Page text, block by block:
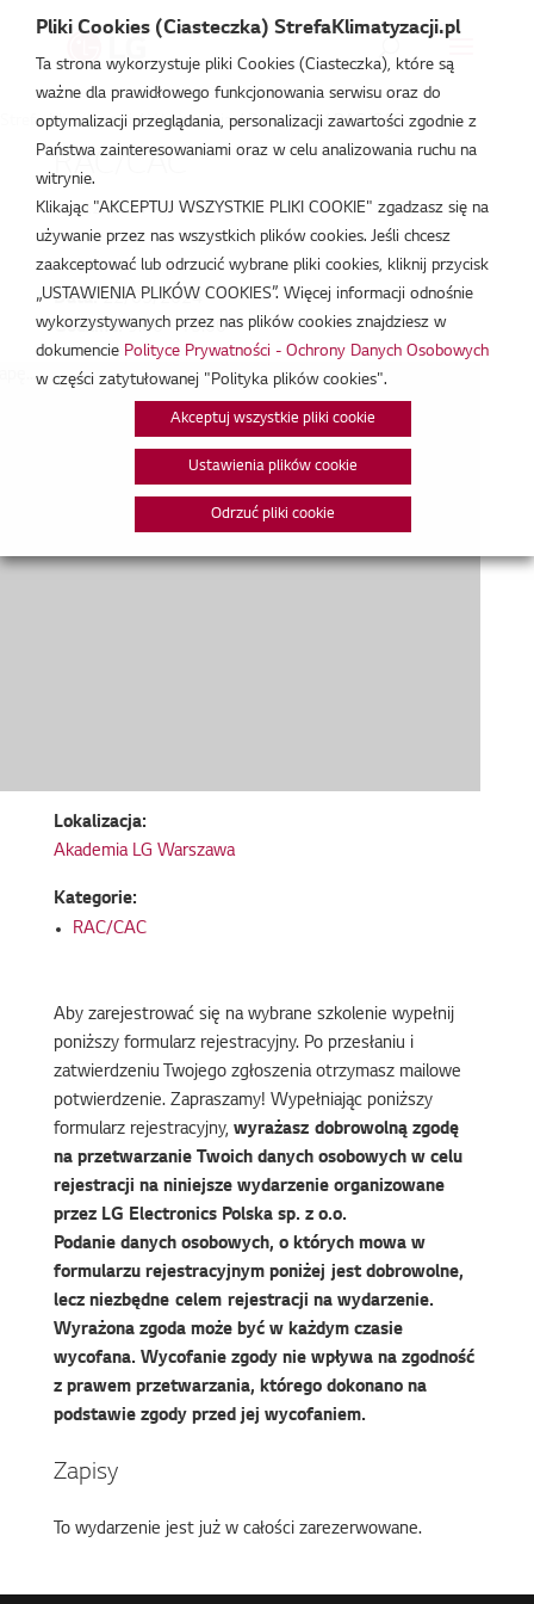
Strefa Klimatyzacji /Wydarzenia/RAC/CAC/RAC/CAC
RAC/CAC
maj 22, 2024
Data:22/05/2024
Godzina:9:00 - 15:00
Lokalizacja:
Akademia LG Warszawa
Kategorie:
RAC/CAC
Aby zarejestrować się na wybrane szkolenie wypełnij
poniższy formularz rejestracyjny. Po przesłaniu i
zatwierdzeniu Twojego zgłoszenia otrzymasz mailowe
potwierdzenie. Zapraszamy! Wypełniając poniższy
formularz rejestracyjny, wyrażasz dobrowolną zgodę
na przetwarzanie Twoich danych osobowych w celu
rejestracji na niniejsze wydarzenie organizowane
przez LG Electronics Polska sp. z o.o.
Podanie danych osobowych, o których mowa w
formularzu rejestracyjnym poniżej jest dobrowolne,
lecz niezbędne celem rejestracji na wydarzenie.
Wyrażona zgoda może być w każdym czasie
wycofana. Wycofanie zgody nie wpływa na zgodność
z prawem przetwarzania, którego dokonano na
podstawie zgody przed jej wycofaniem.
Zapisy
To wydarzenie jest już w całości zarezerwowane.
Pliki Cookies (Ciasteczka) StrefaKlimatyzacji.pl
Ta strona wykorzystuje pliki Cookies (Ciasteczka), które są
ważne dla prawidłowego funkcjonowania serwisu oraz do
optymalizacji przeglądania, personalizacji zawartości zgodnie z
Państwa zainteresowaniami oraz w celu analizowania ruchu na
witrynie.
Klikając "AKCEPTUJ WSZYSTKIE PLIKI COOKIE" zgadzasz się na
używanie przez nas wszystkich plików cookies. Jeśli chcesz
zaakceptować lub odrzucić wybrane pliki cookies, kliknij przycisk
„USTAWIENIA PLIKÓW COOKIES”. Więcej informacji odnośnie
wykorzystywanych przez nas plików cookies znajdziesz w
dokumencie Polityce Prywatności - Ochrony Danych Osobowych
w części zatytułowanej "Polityka plików cookies".
Akceptuj wszystkie pliki cookie
Ustawienia plików cookie
Odrzuć pliki cookie